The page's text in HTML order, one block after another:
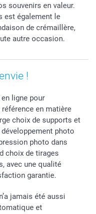
souvenirs en valeur.
est également le
de crémaillère,
autre occasion.
!
ligne pour
en matière
choix de supports et
photo
photo dans
choix de tirages
avec une qualité
garantie.
jamais été aussi
et